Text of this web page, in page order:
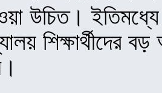
উচিত।
শিক্ষার্থীদের